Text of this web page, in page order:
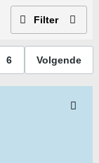
Filter
6 Volgende